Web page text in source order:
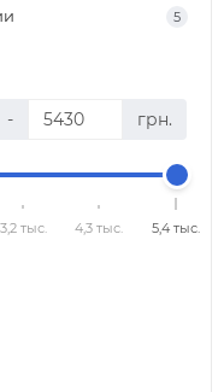
5
- грн.
3,2 тыс. 4,3 тыс. 5,4 тыс.